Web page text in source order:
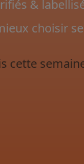
&
choisir
cette